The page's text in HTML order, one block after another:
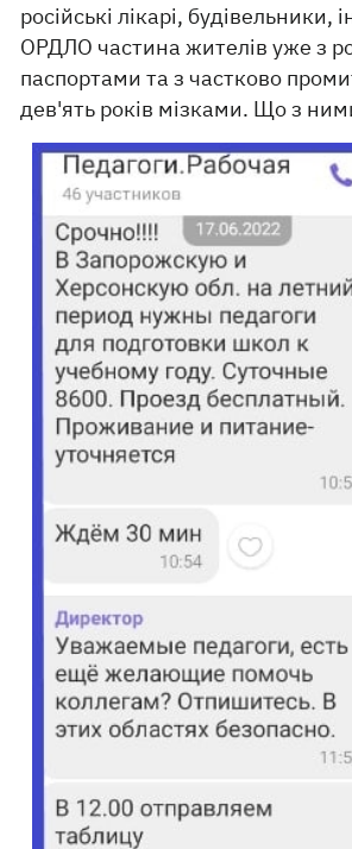
російські лікарі, будівельники,
ОРДЛО частина жителів уже з
паспортами та з частково
дев'ять років мізками. Що з